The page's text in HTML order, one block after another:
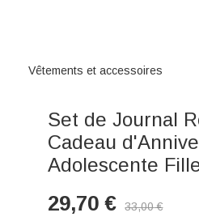
Vêtements et accessoires
Set de Journal
Cadeau
Adolescente
29,70 € 33,00€